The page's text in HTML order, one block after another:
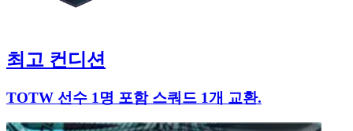
최고 컨디션
TOTW 선수 1명 포함 스쿼드 1개 교환.